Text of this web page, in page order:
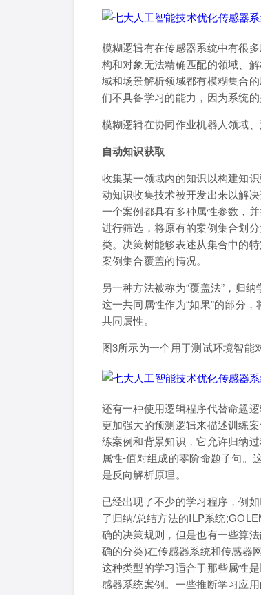
模糊逻辑有在传感器系统中有很
构和对象无法精确匹配的领域、
域和场景解析领域都有模糊集合
们不具备学习的能力，因为系统
模糊逻辑在协同作业机器人领域
自动知识获取
收集某一领域内的知识以构建知
动知识收集技术被开发出来以解
一个案例都具有多种属性参数，
进行筛选，将原有的案例集合划
类。决策树能够表述从集合中的
案例集合覆盖的情况。
另一种方法被称为“覆盖法”，归
这一共同属性作为“如果”的部分
共同属性。
图3所示为一个用于测试环境智能
还有一种使用逻辑程序代替命题
更加强大的预测逻辑来描述训练
练案例和背景知识，它允许归纳
属性-值对组成的零阶命题子句。
是反向解析原理。
已经出现了不少的学习程序，例
了归纳/总结方法的ILP系统
确的决策规则，但是也有一些算
确的分类)在传感器系统和传感器
这种类型的学习适合于那些属性
感器系统案例。一些推断学习应